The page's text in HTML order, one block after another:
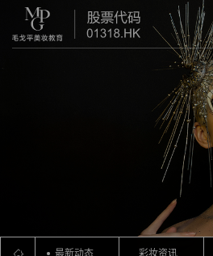
最新动态 彩妆资讯